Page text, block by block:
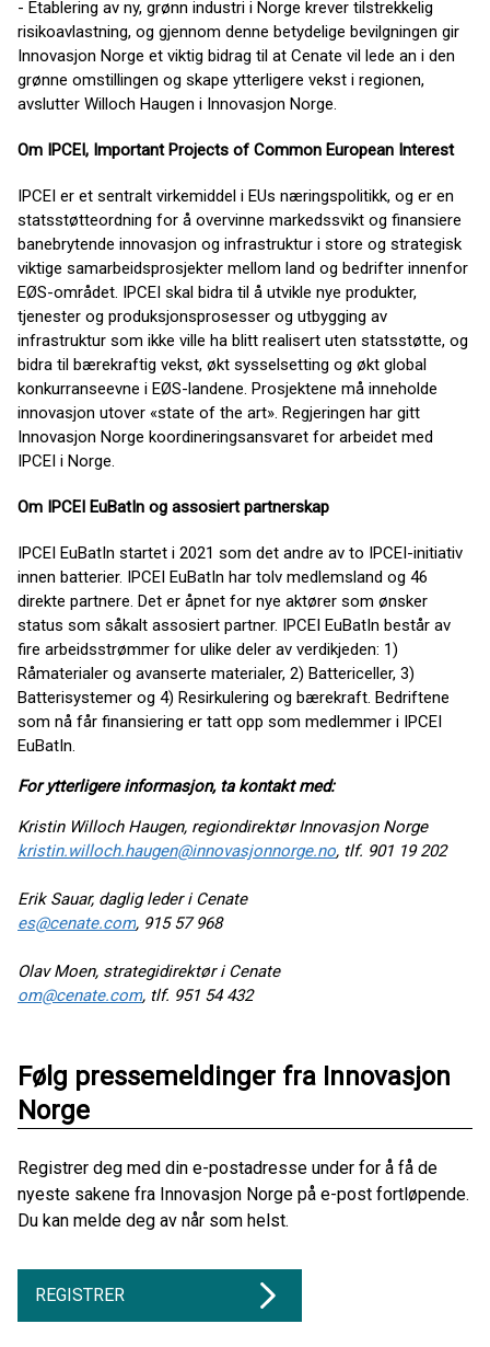
- Etablering av ny, grønn industri i Norge krever tilstrekkelig
risikoavlastning, og gjennom denne betydelige bevilgningen gir
Innovasjon Norge et viktig bidrag til at Cenate vil lede an i den
grønne omstillingen og skape ytterligere vekst i regionen,
avslutter Willoch Haugen i Innovasjon Norge.
Om IPCEI, Important Projects of Common European Interest
IPCEI er et sentralt virkemiddel i EUs næringspolitikk, og er en
statsstøtteordning for å overvinne markedssvikt og finansiere
banebrytende innovasjon og infrastruktur i store og strategisk
viktige samarbeidsprosjekter mellom land og bedrifter innenfor
EØS-området. IPCEI skal bidra til å utvikle nye produkter,
tjenester og produksjonsprosesser og utbygging av
infrastruktur som ikke ville ha blitt realisert uten statsstøtte, og
bidra til bærekraftig vekst, økt sysselsetting og økt global
konkurranseevne i EØS-landene. Prosjektene må inneholde
innovasjon utover «state of the art». Regjeringen har gitt
Innovasjon Norge koordineringsansvaret for arbeidet med
IPCEI i Norge.
Om IPCEI EuBatIn og assosiert partnerskap
IPCEI EuBatIn startet i 2021 som det andre av to IPCEI-initiativ
innen batterier. IPCEI EuBatIn har tolv medlemsland og 46
direkte partnere. Det er åpnet for nye aktører som ønsker
status som såkalt assosiert partner. IPCEI EuBatIn består av
fire arbeidsstrømmer for ulike deler av verdikjeden: 1)
Råmaterialer og avanserte materialer, 2) Battericeller, 3)
Batterisystemer og 4) Resirkulering og bærekraft. Bedriftene
som nå får finansiering er tatt opp som medlemmer i IPCEI
EuBatIn.
For ytterligere informasjon, ta kontakt med:
Kristin Willoch Haugen, regiondirektør Innovasjon Norge
kristin.willoch.haugen@innovasjonnorge.no, tlf. 901 19 202
Erik Sauar, daglig leder i Cenate
es@cenate.com, 915 57 968
Olav Moen, strategidirektør i Cenate
om@cenate.com, tlf. 951 54 432
Følg pressemeldinger fra Innovasjon
Norge
Registrer deg med din e-postadresse under for å få de
nyeste sakene fra Innovasjon Norge på e-post fortløpende.
Du kan melde deg av når som helst.
REGISTRER